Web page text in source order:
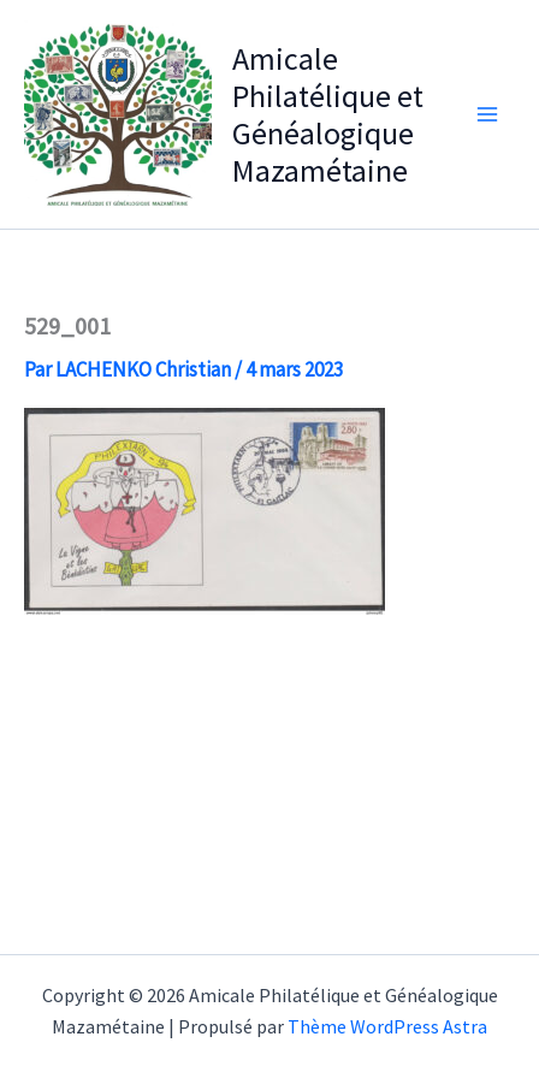
contenu
Amicale
Philatélique et
Généalogique
Mazamétaine
529_001
ParLACHENKO Christian/4 mars 2023
Copyright © 2026 Amicale Philatélique et Généalogique
Mazamétaine | Propulsé par Thème WordPress Astra